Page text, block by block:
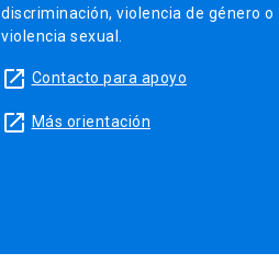
discriminación, violencia de género o
violencia sexual.
launch Contacto para apoyo
launch Más orientación